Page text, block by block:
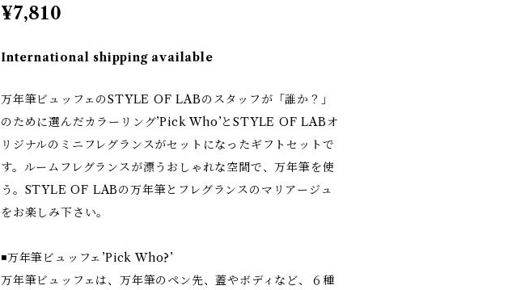
¥7,810
International shipping available
万年筆ビュッフェのSTYLE OF LABのスタッフが「誰か？」
のために選んだカラーリング’Pick Who’とSTYLE OF LABオ
リジナルのミニフレグランスがセットになったギフトセットで
す。ルームフレグランスが漂うおしゃれな空間で、万年筆を使
う。STYLE OF LABの万年筆とフレグランスのマリアージュ
をお楽しみ下さい。
◾️万年筆ビュッフェ’Pick Who?’
万年筆ビュッフェは、万年筆のペン先、蓋やボディなど、６種